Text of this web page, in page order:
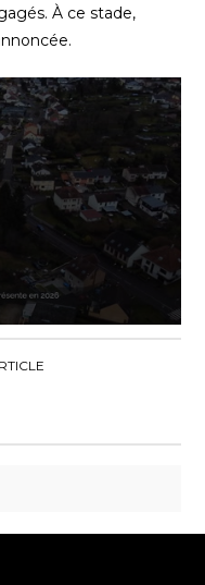
À ce stade,